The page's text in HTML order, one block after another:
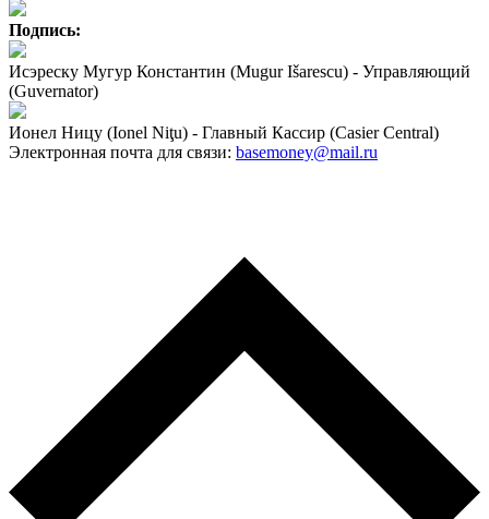
Подпись:
Исэреску Мугур Константин (Mugur Išarescu) - Управляющий
(Guvernator)
Ионел Ницу (Ionel Niţu) - Главный Кассир (Casier Central)
Электронная почта для связи: basemoney@mail.ru